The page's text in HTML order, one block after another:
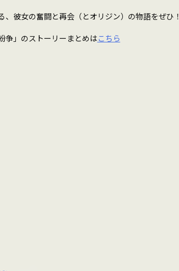
、彼女の奮闘と再会（とオリジン）の物語をぜひ！
争」のストーリーまとめはこちら